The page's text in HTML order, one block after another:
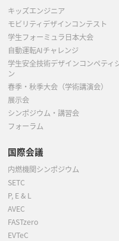
キッズエンジニア
モビリティデザインコンテスト
学生フォーミュラ日本大会
自動運転AIチャレンジ
学生安全技術デザインコンペティ
ン
春季・秋季大会（学術講演会）
展示会
シンポジウム・講習会
フォーラム
国際会議
内燃機関シンポジウム
SETC
P, E & L
AVEC
FASTzero
EVTeC